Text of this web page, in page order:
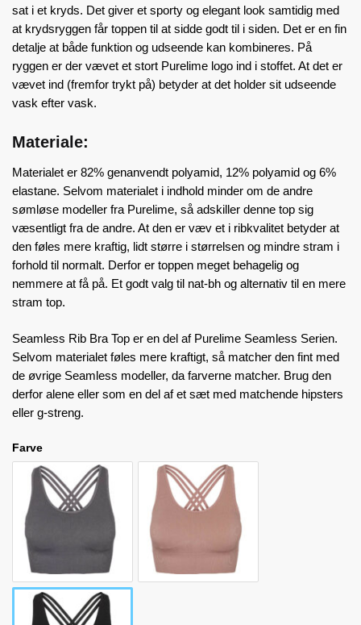
sat i et kryds. Det giver et sporty og elegant look samtidig med
at krydsryggen får toppen til at sidde godt til i siden. Det er en fin
detalje at både funktion og udseende kan kombineres. På
ryggen er der vævet et stort Purelime logo ind i stoffet. At det er
vævet ind (fremfor trykt på) betyder at det holder sit udseende
vask efter vask.
Materiale:
Materialet er 82% genanvendt polyamid, 12% polyamid og 6%
elastane. Selvom materialet i indhold minder om de andre
sømløse modeller fra Purelime, så adskiller denne top sig
væsentligt fra de andre. At den er væv et i ribkvalitet betyder at
den føles mere kraftig, lidt større i størrelsen og mindre stram i
forhold til normalt. Derfor er toppen meget behagelig og
nemmere at få på. Et godt valg til nat-bh og alternativ til en mere
stram top.
Seamless Rib Bra Top er en del af Purelime Seamless Serien.
Selvom materialet føles mere kraftigt, så matcher den fint med
de øvrige Seamless modeller, da farverne matcher. Brug den
derfor alene eller som en del af et sæt med matchende hipsters
eller g-streng.
Farve